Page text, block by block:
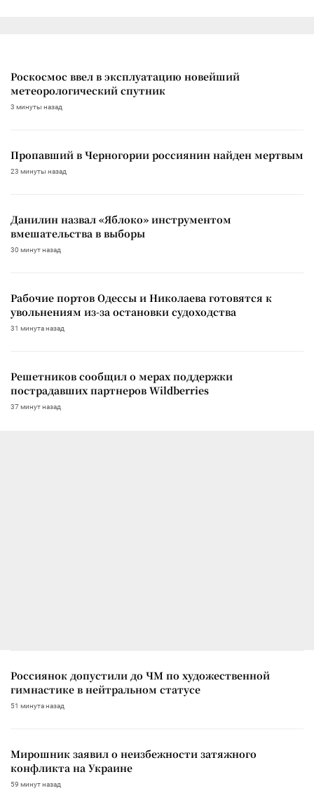
Роскосмос ввел в эксплуатацию новейший
метеорологический спутник
3 минуты назад
Пропавший в Черногории россиянин найден мертвым
23 минуты назад
Данилин назвал «Яблоко» инструментом
вмешательства в выборы
30 минут назад
Рабочие портов Одессы и Николаева готовятся к
увольнениям из-за остановки судоходства
31 минута назад
Решетников сообщил о мерах поддержки
пострадавших партнеров Wildberries
37 минут назад
Россиянок допустили до ЧМ по художественной
гимнастике в нейтральном статусе
51 минута назад
Мирошник заявил о неизбежности затяжного
конфликта на Украине
59 минут назад